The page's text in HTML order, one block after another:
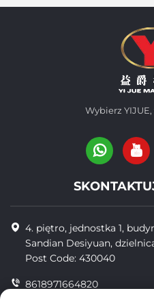
Wybierz
4. piętro, jednostka 1,
Sandian Desiyuan,
Post Code: 430040
8618971664820